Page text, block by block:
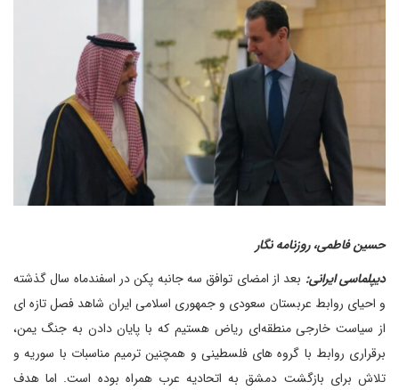
حسین فاطمی، روزنامه نگار
دیپلماسی ایرانی: بعد از امضای توافق سه جانبه پکن در اسفندماه سال گذشته
و احیای روابط عربستان سعودی و جمهوری اسلامی ایران شاهد فصل تازه ای
از سیاست خارجی منطقه‌ای ریاض هستیم که با پایان دادن به جنگ یمن،
برقراری روابط با گروه های فلسطینی و همچنین ترمیم مناسبات با سوریه و
تلاش برای بازگشت دمشق به اتحادیه عرب همراه بوده است. اما هدف